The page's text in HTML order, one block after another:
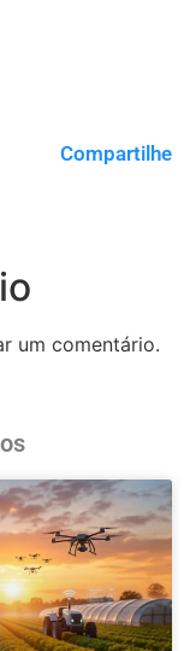
Compartilhe
um comentário.